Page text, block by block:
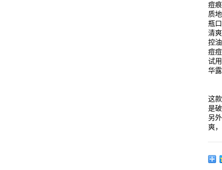
痘
质
瓶
清
控
痘
试
华
这
是
另
爽